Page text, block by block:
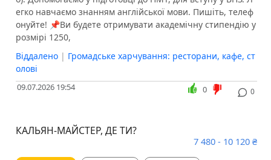
егко навчаємо знанням англійської мови. Пишіть, телеф
онуйте! 📌Ви будете отримувати академічну стипендію у
розмірі 1250,
Віддалено | Громадське харчування: ресторани, кафе, ст
олові
09.07.2026 19:54 0
0
КАЛЬЯН-МАЙСТЕР, ДЕ ТИ?
7 480 - 10 120 ₴